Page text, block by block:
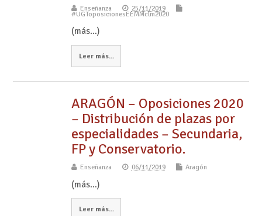
Enseñanza 25/11/2019
#UGToposicionesEEMMclm2020
(más…)
Leer más...
ARAGÓN – Oposiciones 2020
– Distribución de plazas por
especialidades – Secundaria,
FP y Conservatorio.
Enseñanza 06/11/2019 Aragón
(más…)
Leer más...